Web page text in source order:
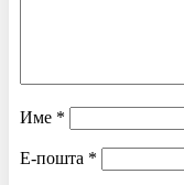
Име *
Е-пошта *